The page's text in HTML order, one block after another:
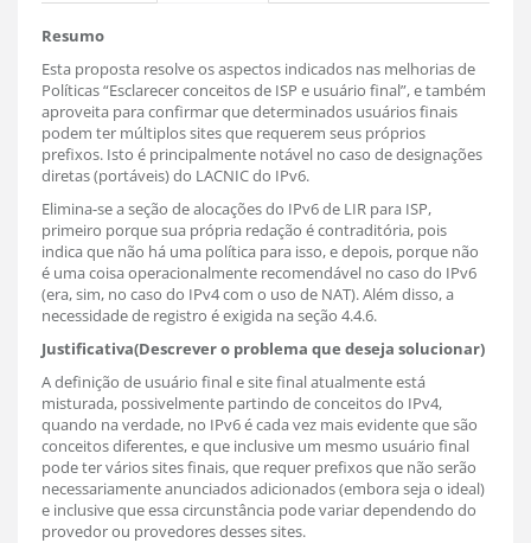
Resumo
Esta proposta resolve os aspectos indicados nas melhorias de
Políticas “Esclarecer conceitos de ISP e usuário final”, e também
aproveita para confirmar que determinados usuários finais
podem ter múltiplos sites que requerem seus próprios
prefixos. Isto é principalmente notável no caso de designações
diretas (portáveis) do LACNIC do IPv6.
Elimina-se a seção de alocações do IPv6 de LIR para ISP,
primeiro porque sua própria redação é contraditória, pois
indica que não há uma política para isso, e depois, porque não
é uma coisa operacionalmente recomendável no caso do IPv6
(era, sim, no caso do IPv4 com o uso de NAT). Além disso, a
necessidade de registro é exigida na seção 4.4.6.
Justificativa(Descrever o problema que deseja solucionar)
A definição de usuário final e site final atualmente está
misturada, possivelmente partindo de conceitos do IPv4,
quando na verdade, no IPv6 é cada vez mais evidente que são
conceitos diferentes, e que inclusive um mesmo usuário final
pode ter vários sites finais, que requer prefixos que não serão
necessariamente anunciados adicionados (embora seja o ideal)
e inclusive que essa circunstância pode variar dependendo do
provedor ou provedores desses sites.